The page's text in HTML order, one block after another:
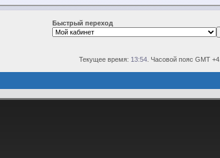
Быстрый переход
Текущее время: 13:54 . Часовой пояс GMT +4.